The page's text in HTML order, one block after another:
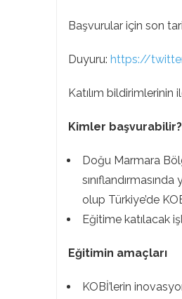
Başvurular için son
Duyuru: https://
Katılım
Kimler başvurabilir?
Doğu Marmara
sınıflandırmasında
olup Türkiye’de
Eğitime katılacak
Eğitimin amaçları
KOBİ’lerin